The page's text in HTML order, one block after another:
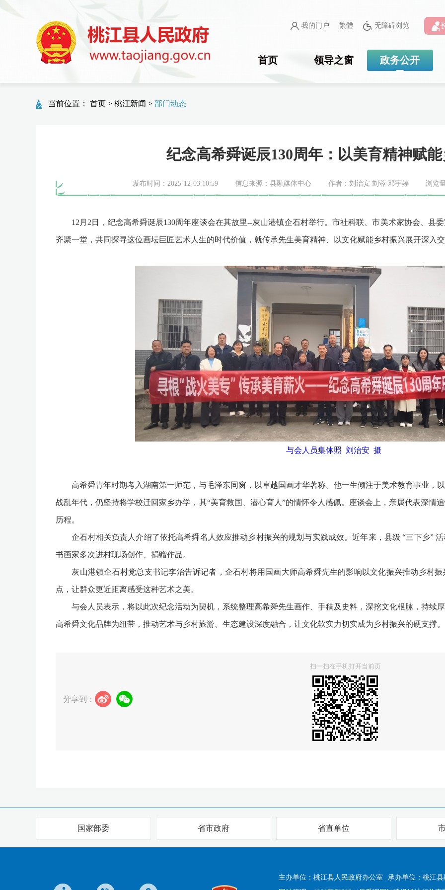
我的门户 繁體 无障碍浏览
首页 领导之窗 政务公开
当前位置： 首页 > 桃江新闻 > 部门动态
纪念高希舜诞辰130周年：以美育精神赋
发布时间：2025-12-03 10:59 信息来源：县融媒体中心 作者：刘治安 刘蓉 邓宇婷 浏览
12月2日，纪念高希舜诞辰130周年座谈会在其故里--灰山港镇企石村举行。市社科联、市美术家协会、县
齐聚一堂，共同探寻这位画坛巨匠艺术人生的时代价值，就传承先生美育精神、以文化赋能乡村振兴展开深入
与会人员集体照 刘治安 摄
高希舜青年时期考入湖南第一师范，与毛泽东同窗，以卓越国画才华著称。他一生倾注于美术教育事业，
战乱年代，仍坚持将学校迁回家乡办学，其“美育救国、潜心育人”的情怀令人感佩。座谈会上，亲属代表深情
历程。
企石村相关负责人介绍了依托高希舜名人效应推动乡村振兴的规划与实践成效。近年来，县级 “三下乡”
书画家多次进村现场创作、捐赠作品。
灰山港镇企石村党总支书记李治告诉记者，企石村将用国画大师高希舜先生的影响以文化振兴推动乡村振
点，让群众更近距离感受这种艺术之美。
与会人员表示，将以此次纪念活动为契机，系统整理高希舜先生画作、手稿及史料，深挖文化根脉，持续
高希舜文化品牌为纽带，推动艺术与乡村旅游、生态建设深度融合，让文化软实力切实成为乡村振兴的硬支撑。
分享到：
扫一扫在手机打开当前页
国家部委 省市政府 省直单位
主办单位：桃江县人民政府办公室
承办单位：桃江